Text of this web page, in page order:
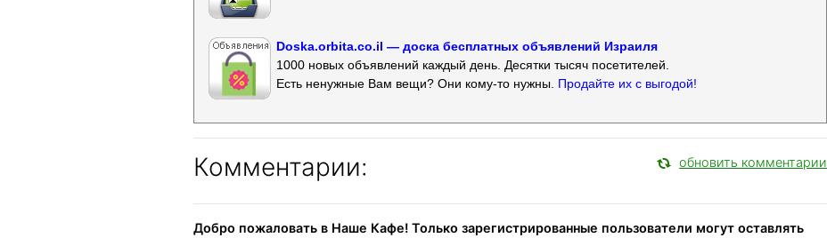
Doska.orbita.co.il — доска бесплатных объявлений Израиля
1000 новых объявлений каждый день. Десятки тысяч посетителей.
Есть ненужные Вам вещи? Они кому-то нужны. Продайте их с выгодой!
Комментарии: обновить комментарии
Добро пожаловать в Наше Кафе! Только зарегистрированные пользователи могут оставлять